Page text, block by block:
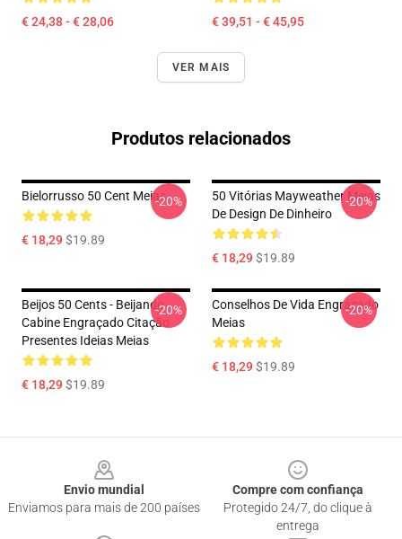
€ 24,38 - € 28,06 € 39,51 - € 45,95
VER MAIS
Produtos relacionados
Bielorrusso 50 Cent Meias
€ 18,29$19.89
-20%
50 Vitórias Mayweather Meias
De Design De Dinheiro
€ 18,29$19.89
-20%
Beijos 50 Cents - Beijando
Cabine Engraçado Citação
Presentes Ideias Meias
€ 18,29$19.89
-20%
Conselhos De Vida Engraçado
Meias
€ 18,29$19.89
-20%
Envio mundial
Enviamos para mais de 200 países
Compre com confiança
Protegido 24/7, do clique à
entrega